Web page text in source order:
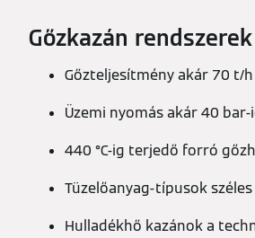
Gőzkazán rendszerek
Gőzteljesítmény akár 70 t/
Üzemi nyomás akár 40 bar-
440 °C-ig terjedő forró
Tüzelőanyag-típusok
Hulladékhő kazánok a